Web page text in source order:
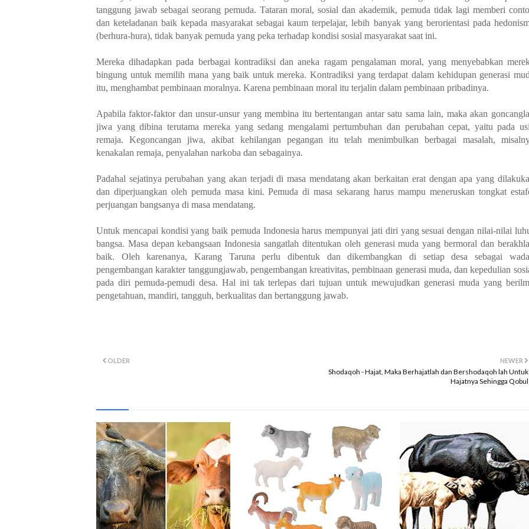
tanggung jawab sebagai seorang pemuda. Tataran moral, sosial dan akademik, pemuda tidak lagi memberi
dan keteladanan baik kepada masyarakat sebagai kaum terpelajar, lebih banyak yang berorientasi pada
(berhura-hura), tidak banyak pemuda yang peka terhadap kondisi sosial masyarakat saat ini.
Mereka dihadapkan pada berbagai kontradiksi dan aneka ragam pengalaman moral, yang menyebabkan
bingung untuk memilih mana yang baik untuk mereka. Kontradiksi yang terdapat dalam kehidupan generasi
itu, menghambat pembinaan moralnya. Karena pembinaan moral itu terjalin dalam pembinaan pribadinya.
Apabila faktor-faktor dan unsur-unsur yang membina itu bertentangan antar satu sama lain, maka akan
jiwa yang dibina terutama mereka yang sedang mengalami pertumbuhan dan perubahan cepat, yaitu pada
remaja. Kegoncangan jiwa, akibat kehilangan pegangan itu telah menimbulkan berbagai masalah,
kenakalan remaja, penyalahan narkoba dan sebagainya.
Padahal sejatinya perubahan yang akan terjadi di masa mendatang akan berkaitan erat dengan apa yang
dan diperjuangkan oleh pemuda masa kini. Pemuda di masa sekarang harus mampu meneruskan tongkat
perjuangan bangsanya di masa mendatang.
Untuk mencapai kondisi yang baik pemuda Indonesia harus mempunyai jati diri yang sesuai dengan nilai-nilai
bangsa. Masa depan kebangsaan Indonesia sangatlah ditentukan oleh generasi muda yang bermoral dan
baik. Oleh karenanya, Karang Taruna perlu dibentuk dan dikembangkan di setiap desa sebagai
pengembangan karakter tanggungjawab, pengembangan kreativitas, pembinaan generasi muda, dan kepedulian
pada diri pemuda-pemudi desa. Hal ini tak terlepas dari tujuan untuk mewujudkan generasi muda yang
pengetahuan, mandiri, tangguh, berkualitas dan bertanggung jawab.
NEWER
Shodaqoh - Hajat, Maka Berhajatlah dan Bershodaqoh lah Untuk
Hajatnya Sehingga Qobul
OLDER